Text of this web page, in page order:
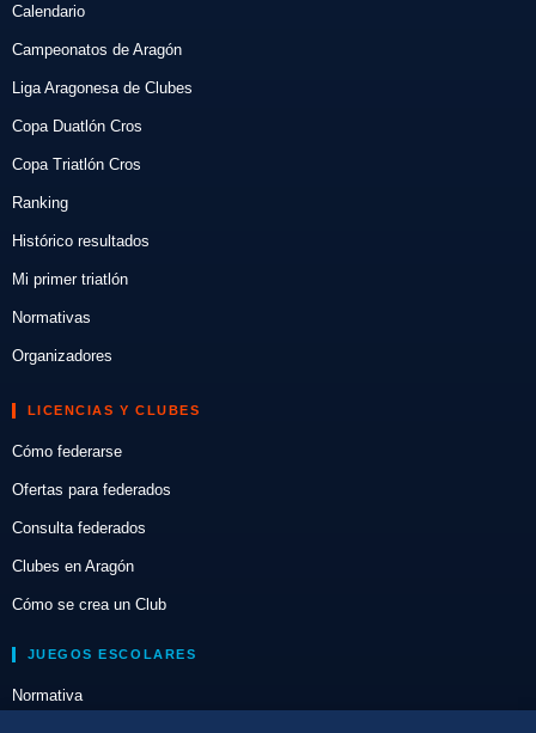
Calendario
Campeonatos de Aragón
Liga Aragonesa de Clubes
Copa Duatlón Cros
Copa Triatlón Cros
Ranking
Histórico resultados
Mi primer triatlón
Normativas
Organizadores
LICENCIAS Y CLUBES
Cómo federarse
Ofertas para federados
Consulta federados
Clubes en Aragón
Cómo se crea un Club
JUEGOS ESCOLARES
Normativa